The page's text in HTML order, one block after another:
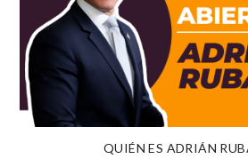
QUIÉN ES ADRIÁN